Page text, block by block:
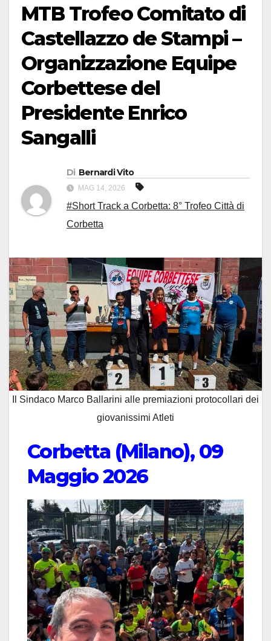
MTB Trofeo Comitato di
Castellazzo de Stampi –
Organizzazione Equipe
Corbettese del
Presidente Enrico
Sangalli
Di Bernardi Vito
MAG 14, 2026
#Short Track a Corbetta: 8° Trofeo Città di
Corbetta
Il Sindaco Marco Ballarini alle premiazioni protocollari dei
giovanissimi Atleti
Corbetta (Milano), 09
Maggio 2026